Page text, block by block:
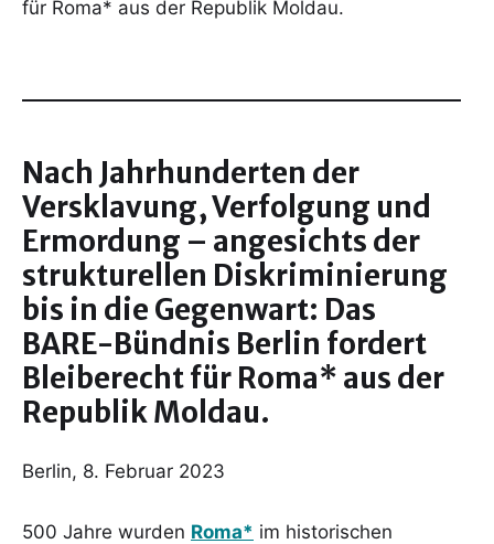
für Roma* aus der Republik Moldau.
Nach Jahrhunderten der
Versklavung, Verfolgung und
Ermordung – angesichts der
strukturellen Diskriminierung
bis in die Gegenwart: Das
BARE-Bündnis Berlin fordert
Bleiberecht für Roma* aus der
Republik Moldau.
Berlin, 8. Februar 2023
500 Jahre wurden Roma* im historischen